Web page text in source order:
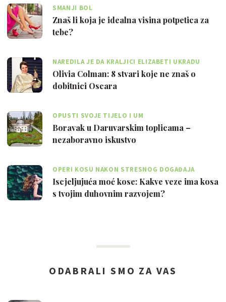
SMANJI BOL
Znaš li koja je idealna visina potpetica za
tebe?
NAREDILA JE DA KRALJICI ELIZABETI UKRADU
TOALETNI PAPIR
Olivia Colman: 8 stvari koje ne znaš o
dobitnici Oscara
OPUSTI SVOJE TIJELO I UM
Boravak u Daruvarskim toplicama –
nezaboravno iskustvo
OPERI KOSU NAKON STRESNOG DOGAĐAJA
Iscjeljujuća moć kose: Kakve veze ima kosa
s tvojim duhovnim razvojem?